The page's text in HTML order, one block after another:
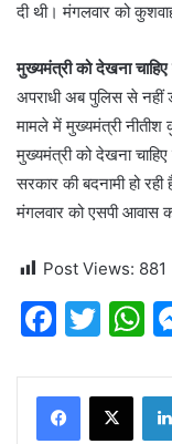
दी थी। मंगलवार को
मुख्यमंत्री को देखना
अपराधी अब पुलिस से
मामले में मुख्यमंत्री नीतीश
मुख्यमंत्री को देखना
सरकार की बदनामी हो
मंगलवार को एसपी आवास
Post Views: 881
F
c
e
T
itt
er
s